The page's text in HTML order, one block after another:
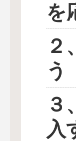
を
２、
う
３、
入